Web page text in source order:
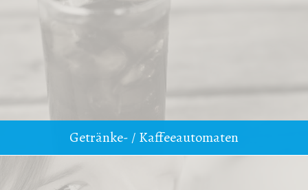
Getränke- / Kaffeeautomaten